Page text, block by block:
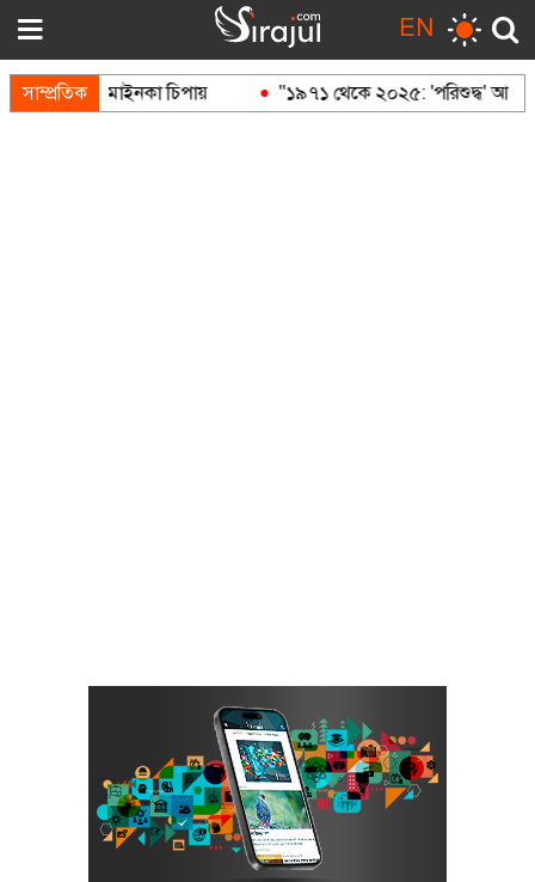
EN
সাম্প্রতিকমাইনকা চিপায় "১৯৭১ থেকে ২০২৫: 'পরিশুদ্ধ' আওয়ামী